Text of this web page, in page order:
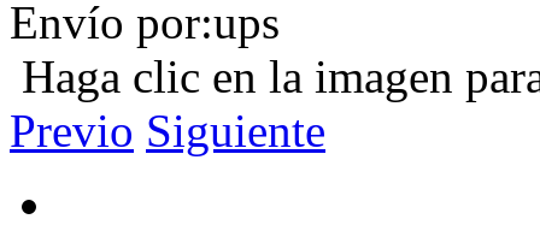
Envío por:
Haga clic en la imagen
Previo Siguiente